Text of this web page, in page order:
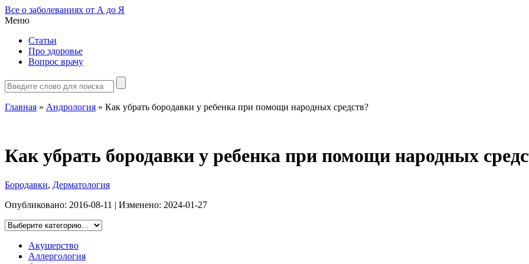
Все о заболеваниях от А до Я
Меню
Статьи
Про здоровье
Вопрос врачу
Главная » Андрология » Как убрать бородавки у ребенка при помощи народных средств?
Как убрать бородавки у ребенка при помощи народных
Бородавки, Дерматология
Опубликовано: 2016-08-11 | Изменено: 2024-01-27
Акушерство
Аллергология